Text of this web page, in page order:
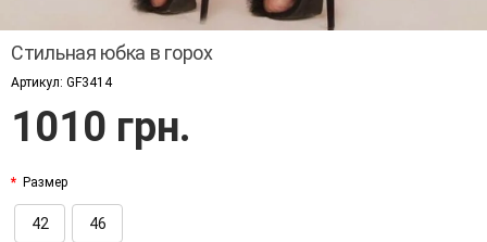
Стильная юбка в горох
Артикул: GF3414
1010 грн.
Размер
42 46